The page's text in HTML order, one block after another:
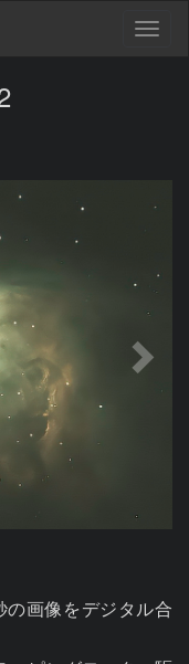
画像をデジタル合